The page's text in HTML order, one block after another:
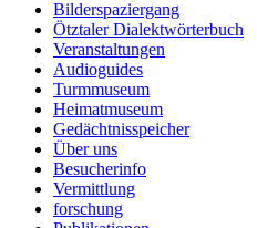
Bilderspaziergang
Ötztaler Dialektwörterbuch
Veranstaltungen
Audioguides
Turmmuseum
Heimatmuseum
Gedächtnisspeicher
Über uns
Besucherinfo
Vermittlung
forschung